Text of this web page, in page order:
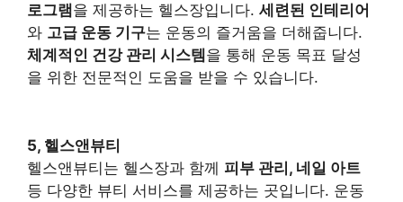
로그램을 제공하는 헬스장입니다. 세련된 인테리어
와 고급 운동 기구는 운동의 즐거움을 더해줍니다.
체계적인 건강 관리 시스템 을 통해 운동 목표 달성
을 위한 전문적인 도움을 받을 수 있습니다.
5, 헬스앤뷰티
헬스앤뷰티는 헬스장과 함께 피부 관리, 네일 아트
등 다양한 뷰티 서비스를 제공하는 곳입니다. 운동